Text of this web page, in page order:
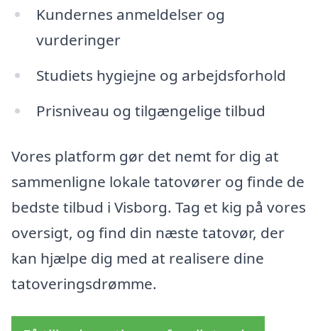
Kundernes anmeldelser og
vurderinger
Studiets hygiejne og arbejdsforhold
Prisniveau og tilgængelige tilbud
Vores platform gør det nemt for dig at
sammenligne lokale tatovører og finde de
bedste tilbud i Visborg. Tag et kig på vores
oversigt, og find din næste tatovør, der
kan hjælpe dig med at realisere dine
tatoveringsdrømme.